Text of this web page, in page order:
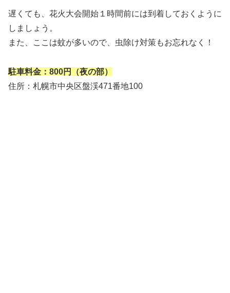
遅くても、花火大会開始１時間前には到着しておくように
しましょう。
また、ここは蚊が多いので、虫除け対策もお忘れなく！
駐車料金：800円（夜の部）
住所：札幌市中央区盤渓471番地100